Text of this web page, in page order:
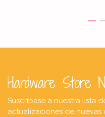
Hardware Store
Suscríbase a nuestra lista
actualizaciones de nuevas